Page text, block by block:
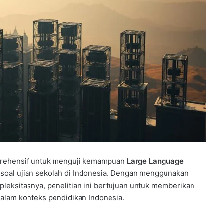
untuk menguji kemampuan Large Language
ujian sekolah di Indonesia. Dengan menggunakan
penelitian ini bertujuan untuk memberikan
konteks pendidikan Indonesia.